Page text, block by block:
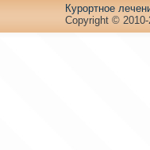
Куpортное
Copyright ©